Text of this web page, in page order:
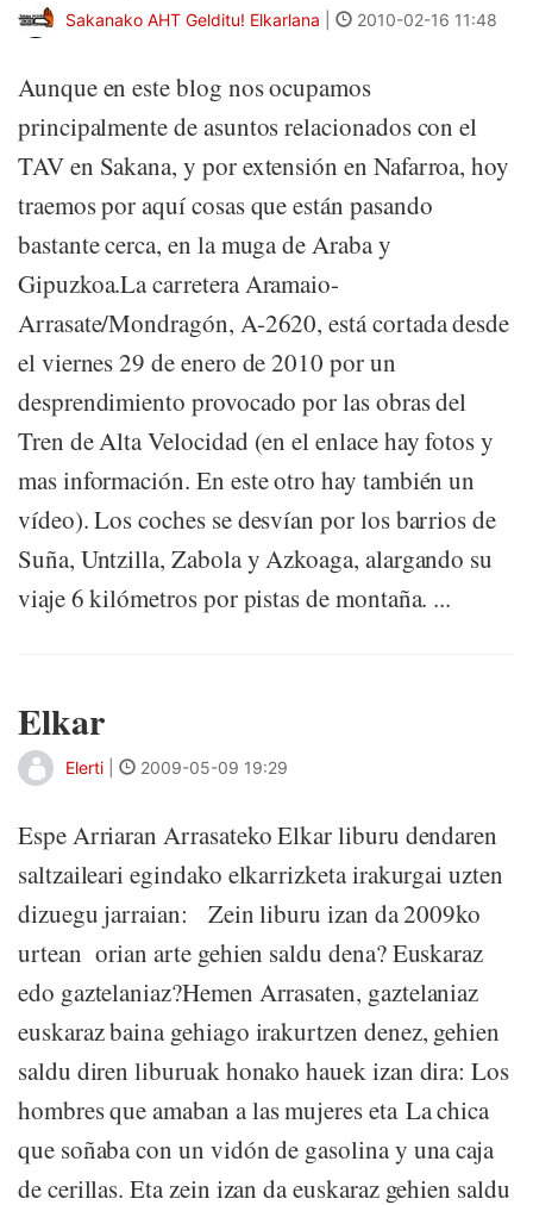
Sakanako AHT Gelditu! Elkarlana 2010-02-16 11:48
Aunque en este blog nos ocupamos
principalmente de asuntos relacionados con el
TAV en Sakana, y por extensión en Nafarroa, hoy
traemos por aquí cosas que están pasando
bastante cerca, en la muga de Araba y
Gipuzkoa.La carretera Aramaio-
Arrasate/Mondragón, A-2620, está cortada desde
el viernes 29 de enero de 2010 por un
desprendimiento provocado por las obras del
Tren de Alta Velocidad (en el enlace hay fotos y
mas información. En este otro hay también un
vídeo). Los coches se desvían por los barrios de
Suña, Untzilla, Zabola y Azkoaga, alargando su
viaje 6 kilómetros por pistas de montaña. ...
Elkar
Elerti 2009-05-09 19:29
Espe Arriaran Arrasateko Elkar liburu dendaren
saltzaileari egindako elkarrizketa irakurgai uzten
dizuegu jarraian: Zein liburu izan da 2009ko
urtean orian arte gehien saldu dena? Euskaraz
edo gaztelaniaz?Hemen Arrasaten, gaztelaniaz
euskaraz baina gehiago irakurtzen denez, gehien
saldu diren liburuak honako hauek izan dira: Los
hombres que amaban a las mujeres eta La chica
que soñaba con un vidón de gasolina y una caja
de cerillas. Eta zein izan da euskaraz gehien saldu